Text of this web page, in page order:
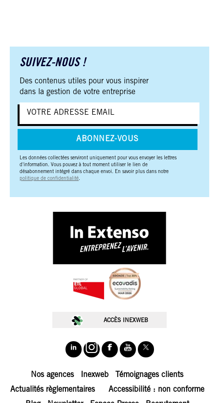
SUIVEZ-NOUS !
Des contenus utiles pour vous inspirer
dans la gestion de votre entreprise
ABONNEZ-VOUS
Les données collectées serviront uniquement pour vous envoyer les lettres
d'information. Vous pouvez à tout moment utiliser le lien de
désabonnement intégré dans chaque envoi. En savoir plus dans notre
politique de confidentialité.
ACCÈS INEXWEB
Nos agences Inexweb
Témoignages clients
Actualités règlementaires
Accessibilité : non conforme
Chez In Extenso, on ne vous sert pas
des cookies juste pour le plaisir 🍪. Ils
nous permettent de mieux comprendre vos
de vous proposer des contenus taillés
📊 Fluidifier votre navigation
🎯 Personnaliser nos contenus
🤝 Simplifier vos échanges avec nos équipes